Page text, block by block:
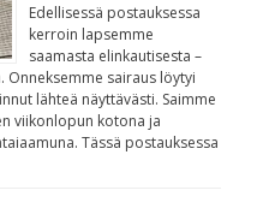
Edellisessä postauksessa
kerroin lapsemme
saamasta elinkautisesta –
sairaus löytyi
lähteä näyttävästi. Saimme
viikonlopun kotona ja
Tässä postauksessa